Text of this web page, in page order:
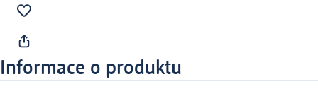
Informace o produktu